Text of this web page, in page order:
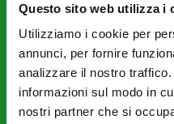
Questo sito web utilizza i
Utilizziamo i cookie per
annunci, per fornire
analizzare il nostro
informazioni sul modo in
nostri partner che si
Attività Istituzionale ANCI
Cultura - Turismo - Sport -
Welfare di Comunità - Pari
Sicurezza - Protezione Civile -